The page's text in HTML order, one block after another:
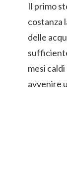
Il primo
costanza
delle
mesi
avvenire